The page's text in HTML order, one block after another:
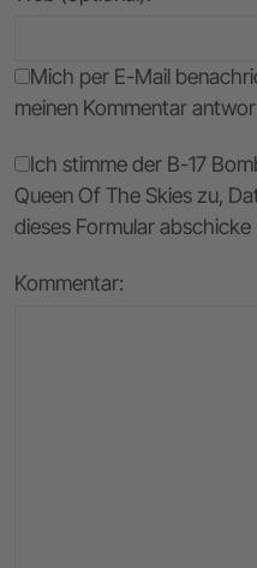
Mich per E-Mail
meinen Kommentar
Ich stimme der B-17
Queen Of The Skies zu,
dieses Formular abschicke
Kommentar: